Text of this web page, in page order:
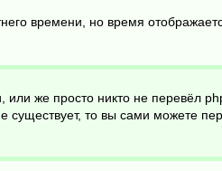
времени, но время
же просто никто не перевёл
существует, то вы сами